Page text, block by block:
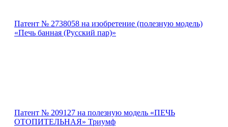
Патент № 2738058 на изобретение (полезную модель)
«Печь банная (Русский пар)»
Патент № 209127 на полезную модель «ПЕЧЬ
ОТОПИТЕЛЬНАЯ» Триумф